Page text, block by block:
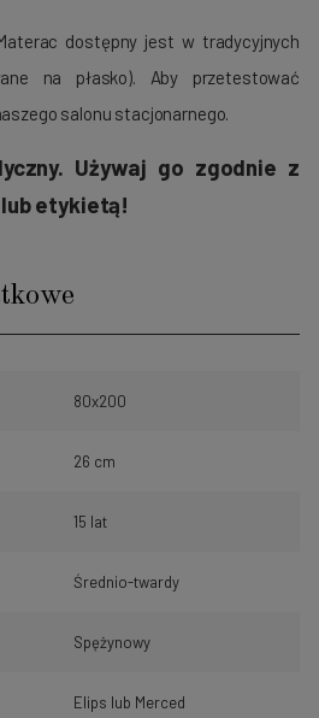
dostępny jest w tradycyjnych
na płasko). Aby przetestować
salonu stacjonarnego.
Używaj go zgodnie z
etykietą!
80x200
26 cm
15 lat
Średnio-twardy
Spężynowy
Elips lub Merced